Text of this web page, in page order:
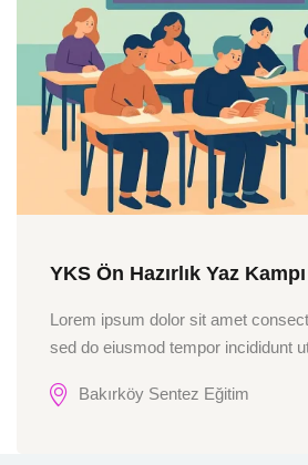
Yazıları
YKS Ön Hazırlık Yaz Kampı
Lorem ipsum dolor sit amet
sed do eiusmod tempor incididunt
Bakırköy Sentez Eğitim